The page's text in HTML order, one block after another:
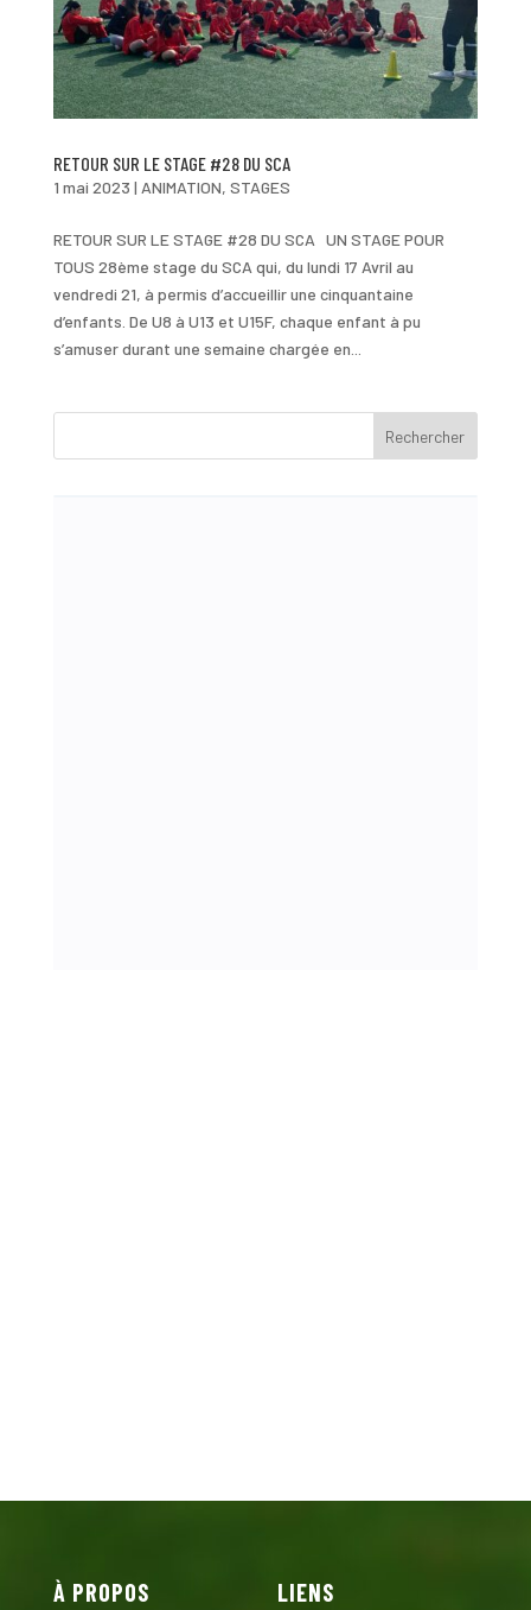
RETOUR SUR LE STAGE #28 DU SCA
1 mai 2023 | ANIMATION, STAGES
RETOUR SUR LE STAGE #28 DU SCA UN STAGE POUR
TOUS 28ème stage du SCA qui, du lundi 17 Avril au
vendredi 21, à permis d’accueillir une cinquantaine
d’enfants. De U8 à U13 et U15F, chaque enfant à pu
s’amuser durant une semaine chargée en...
Rechercher
À PROPOS LIENS